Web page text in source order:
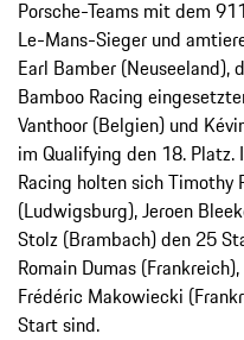
Porsche-Teams mit dem
Le-Mans-Sieger und
Earl Bamber (Neuseeland),
Bamboo Racing
Vanthoor (Belgien) und
im Qualifying den 18. Platz.
Racing holten sich Timothy
(Ludwigsburg), Jeroen
Stolz (Brambach) den 25
Romain Dumas
Frédéric Makowiecki
Start sind.